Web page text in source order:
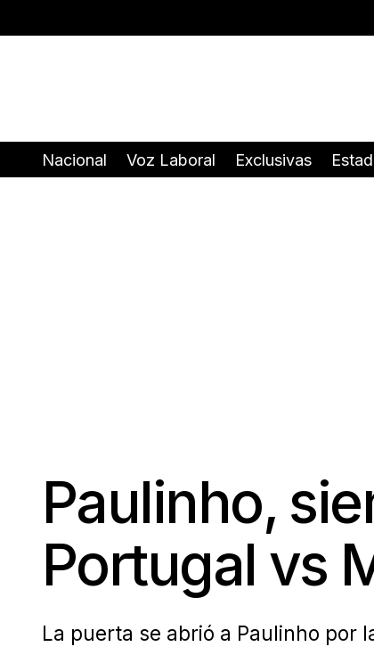
Nacional Voz Laboral Exclusivas
Paulinho,
Portugal vs
La puerta se abrió a Paulinho por